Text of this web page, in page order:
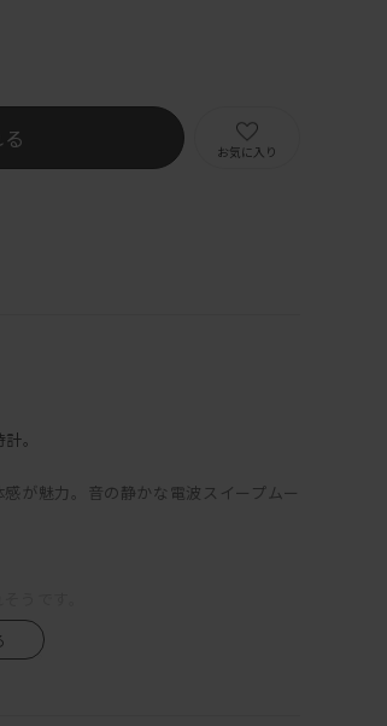
お気に入り
。
が魅力。音の静かな電波スイープムー
す。